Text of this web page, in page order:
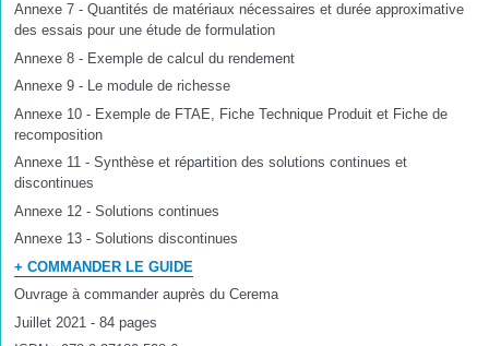
Annexe 7 - Quantités de matériaux nécessaires et durée approximative
des essais pour une étude de formulation
Annexe 8 - Exemple de calcul du rendement
Annexe 9 - Le module de richesse
Annexe 10 - Exemple de FTAE, Fiche Technique Produit et Fiche de
recomposition
Annexe 11 - Synthèse et répartition des solutions continues et
discontinues
Annexe 12 - Solutions continues
Annexe 13 - Solutions discontinues
+ COMMANDER LE GUIDE
Ouvrage à commander auprès du Cerema
Juillet 2021 - 84 pages